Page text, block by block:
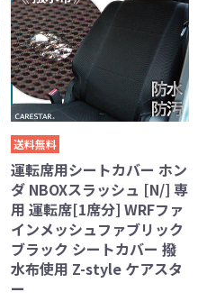
送料無料
運転席用シートカバー ホン
ダ NBOXスラッシュ [N/] 専
用 運転席[1席分] WRFファ
インメッシュファブリック
ブラック シートカバー 撥
水布使用 Z-style ケアスタ
ー